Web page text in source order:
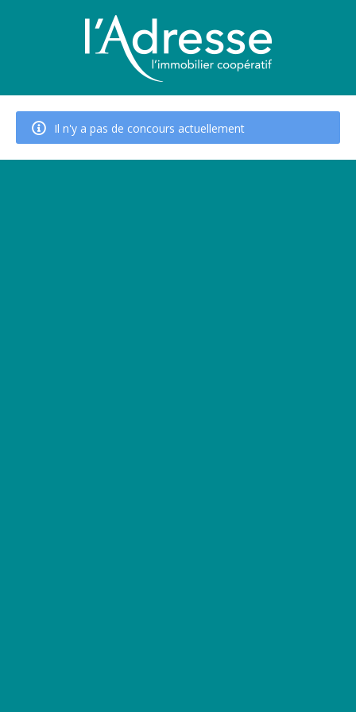
Il n'y a pas de concours actuellement